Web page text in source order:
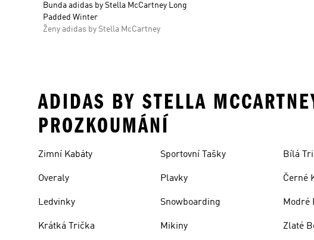
Bunda adidas by Stella McCartney Long
Padded Winter
Ženy adidas by Stella McCartney
ADIDAS BY STELLA
PROZKOUMÁNÍ
Zimní Kabáty
Overaly
Ledvinky
Krátká Trička
Sportovní Tašky
Plavky
Snowboarding
Mikiny
Bílá
Černé
Modré
Zlaté